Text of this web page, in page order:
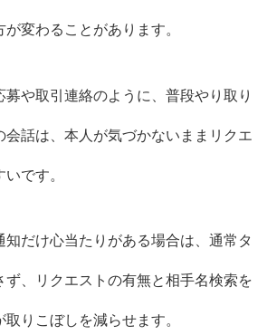
変わることがあります。
や取引連絡のように、普段やり取り
会話は、本人が気づかないままリクエ
です。
知だけ心当たりがある場合は、通常タ
ず、リクエストの有無と相手名検索を
りこぼしを減らせます。